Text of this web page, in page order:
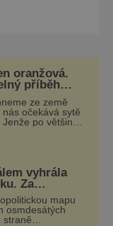
nová
Jde o
být obětí
oranžová.
příběh
barvouze země
očekává sytě
po většinu
Je fialová,
vyhrála
Za
ponorky i
mapu
osmdesátých
straně